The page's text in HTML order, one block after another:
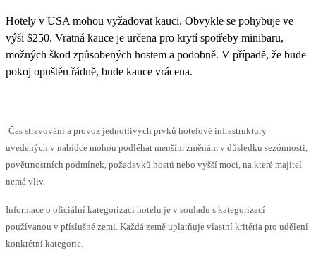
Hotely v USA mohou vyžadovat kauci. Obvykle se pohybuje ve
výši $250. Vratná kauce je určena pro krytí spotřeby minibaru,
možných škod způsobených hostem a podobně. V případě, že bude
pokoj opuštěn řádně, bude kauce vrácena.
Čas stravování a provoz jednotlivých prvků hotelové infrastruktury
uvedených v nabídce mohou podléhat menším změnám v důsledku sezónnosti,
povětrnostních podmínek, požadavků hostů nebo vyšší moci, na které majitel
nemá vliv.
Informace o oficiální kategorizaci hotelu je v souladu s kategorizací
používanou v příslušné zemi. Každá země uplatňuje vlastní kritéria pro udělení
konkrétní kategorie.